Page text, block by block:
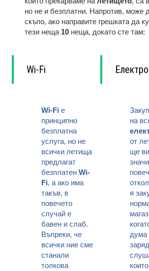
но не и безплатни. Напротив, може
скъпо, ако направите грешката да
тези неща 10 неща, докато сте там:
Wi-Fi
Wi-Fi е
принципно
безплатна
услуга, но не
всички летища
предлагат
безплатенWi-
Fi, а ако има
такъв, в
повечето
случай е
бавен и слаб.
Въпреки, че
всички ние сме
станали
толкова
на
от
ще
я
дума